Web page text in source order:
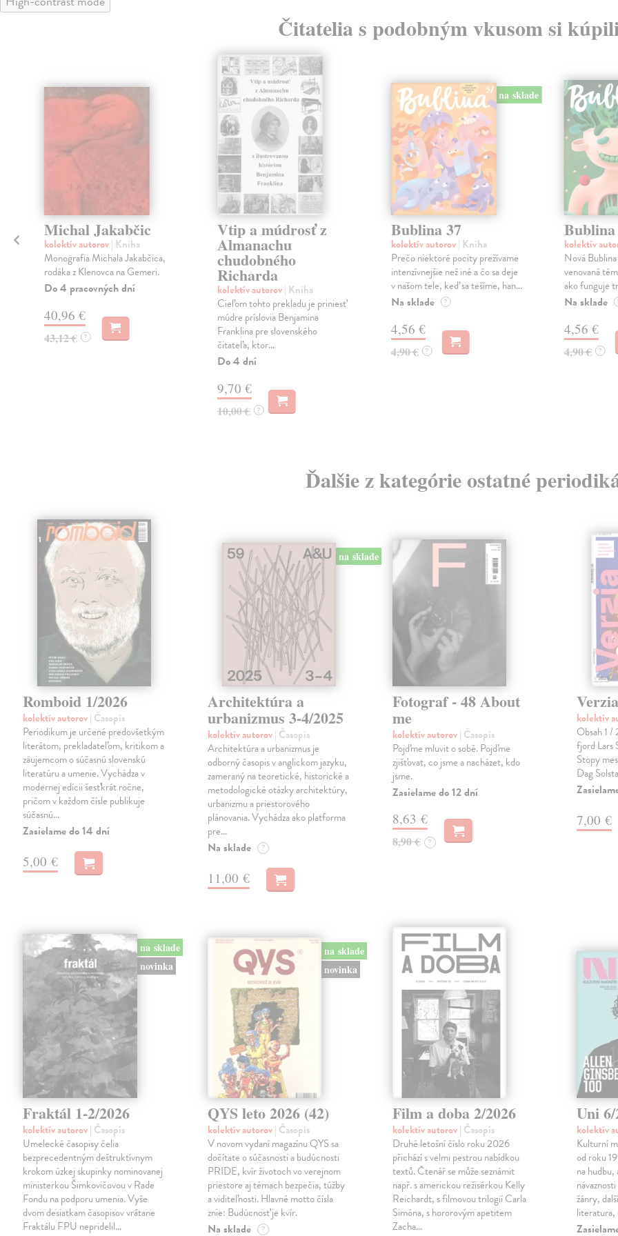
Čitatelia s podobným vkusom si
Michal Jakabčic
kolektív autorov| Kniha
Monografia Michala Jakabčica,
rodáka z Klenovca na Gemeri.
Do 4 pracovných dní
40,96 €
43,12 € ?
Vtip a múdrosť z
Almanachu
chudobného
Richarda
kolektív autorov| Kniha
Cieľom tohto prekladu je priniesť
múdre príslovia Benjamina
Franklina pre slovenského
čitateľa, ktor...
Do 4 dní
9,70 €
10,00 € ?
na sklade
Bublina 37
kolektív autorov| Kniha
Prečo niektoré pocity prežívame
intenzívnejšie než iné a čo sa deje
v našom tele, keď sa tešíme, han...
Na sklade ?
4,56 €
4,90 € ?
kolektív
Nová
venovaná
ako funguje
Na sklade
4,56 €
4,90 € ?
Ďalšie z kategórie ostatné
Romboid 1/2026
kolektív autorov| Časopis
Periodikum je určené predovšetkým
literátom, prekladateľom, kritikom a
záujemcom o súčasnú slovenskú
literatúru a umenie. Vychádza v
modernej edícii šesťkrát ročne,
pričom v každom čísle publikuje
súčasnú…
Zasielame do 14 dní
5,00 €
na sklade
Architektúra a
urbanizmus 3-4/2025
kolektív autorov| Časopis
Architektúra a urbanizmus je
odborný časopis v anglickom jazyku,
zameraný na teoretické, historické a
metodologické otázky architektúry,
urbanizmu a priestorového
plánovania. Vychádza ako platforma
pre…
Na sklade ?
11,00 €
Fotograf - 48 About
me
kolektív autorov| Časopis
Pojďme mluvit o sobě. Pojďme
zjišťovat, co jsme a nacházet, kdo
jsme.
Zasielame do 12 dní
8,63 €
8,90 € ?
kolektív
Obsah 1
fjord Lars
Stopy
Dag
7,00 €
na sklade
novinka
Fraktál 1-2/2026
kolektív autorov| Časopis
Umelecké časopisy čelia
bezprecedentným deštruktívnym
krokom úzkej skupinky nominovanej
ministerkou Šimkovičovou v Rade
Fondu na podporu umenia. Vyše
dvom desiatkam časopisov vrátane
Fraktálu FPU nepridelil…
na sklade
novinka
QYS leto 2026 (42)
kolektív autorov| Časopis
V novom vydaní magazínu QYS sa
dočítate o súčasnosti a budúcnosti
PRIDE, kvír životoch vo verejnom
priestore aj témach bezpečia, túžby
a viditeľnosti. Hlavné motto čísla
znie: Budúcnosť je kvír.
Na sklade ?
Film a doba 2/2026
kolektív autorov| Časopis
Druhé letošní číslo roku 2026
přichází s velmi pestrou nabídkou
textů. Čtenář se může seznámit
např. s americkou režisérkou Kelly
Reichardt, s filmovou trilogií Carla
Simóna, s hororovým apetitem
Zacha…
Uni
kolektív
Kulturní
od roku
na
žánry,
literatura,